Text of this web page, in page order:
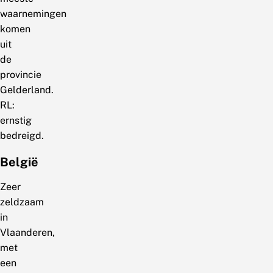
waarnemingen
komen
uit
de
provincie
Gelderland.
RL:
ernstig
bedreigd.
België
Zeer
zeldzaam
in
Vlaanderen,
met
een